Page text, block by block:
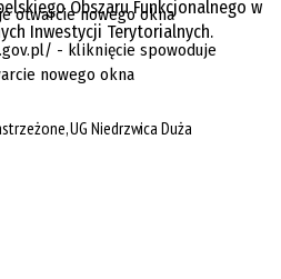
Obszaru Funkcjonalnego w
Inwestycji Terytorialnych.
UG Niedrzwica Duża